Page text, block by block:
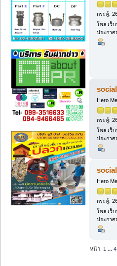
กระทู้:
โพส เว็
ประกาศ
Hero
กระทู้:
โพส เว็
ประกาศ
Hero
กระทู้:
โพส เว็
ประกาศ
หน้า: 1 ...4